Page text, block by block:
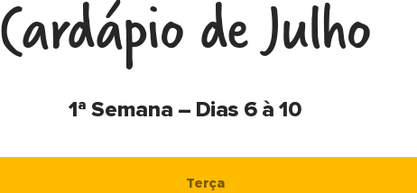
Cardápio de Julho
1ª Semana – Dias 6 à 10
Terça